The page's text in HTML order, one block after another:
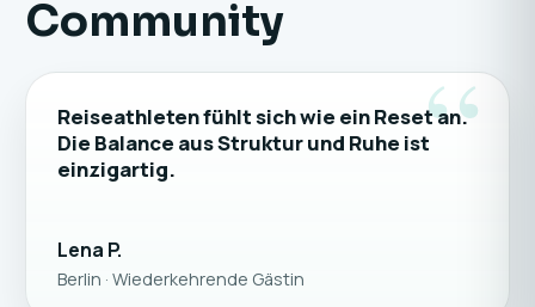
Community
“
Reiseathleten fühlt sich wie ein Reset an.
Die Balance aus Struktur und Ruhe ist
einzigartig.
Lena P.
Berlin · Wiederkehrende Gästin